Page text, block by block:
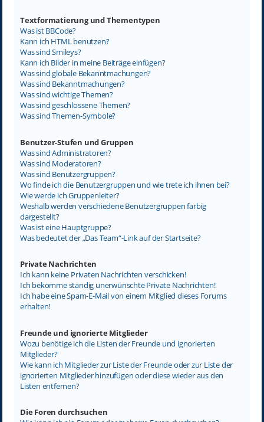
Textformatierung und Thementypen
Was ist BBCode?
Kann ich HTML benutzen?
Was sind Smileys?
Kann ich Bilder in meine Beiträge einfügen?
Was sind globale Bekanntmachungen?
Was sind Bekanntmachungen?
Was sind wichtige Themen?
Was sind geschlossene Themen?
Was sind Themen-Symbole?
Benutzer-Stufen und Gruppen
Was sind Administratoren?
Was sind Moderatoren?
Was sind Benutzergruppen?
Wo finde ich die Benutzergruppen und wie trete ich ihnen bei?
Wie werde ich Gruppenleiter?
Weshalb werden verschiedene Benutzergruppen farbig
dargestellt?
Was ist eine Hauptgruppe?
Was bedeutet der „Das Team“-Link auf der Startseite?
Private Nachrichten
Ich kann keine Privaten Nachrichten verschicken!
Ich bekomme ständig unerwünschte Private Nachrichten!
Ich habe eine Spam-E-Mail von einem Mitglied dieses Forums
erhalten!
Freunde und ignorierte Mitglieder
Wozu benötige ich die Listen der Freunde und ignorierten
Mitglieder?
Wie kann ich Mitglieder zur Liste der Freunde oder zur Liste der
ignorierten Mitglieder hinzufügen oder diese wieder aus den
Listen entfernen?
Die Foren durchsuchen